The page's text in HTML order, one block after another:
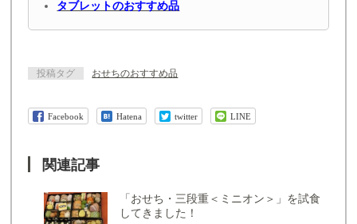
タブレットのおすすめ品
投稿タグ おせちのおすすめ品
Facebook Hatena twitter LINE
関連記事
「おせち・三段重＜ミニオン＞」を試食
してきました！